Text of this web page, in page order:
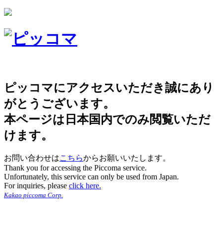
ピッコマにアクセスいただき誠にあり
がとうございます。
本ページは日本国内でのみ閲覧いただ
けます。
お問い合わせはこちらからお願いいたします。
Thank you for accessing the Piccoma service.
Unfortunately, this service can only be used from Japan.
For inquiries, please click here.
Kakao piccoma Corp.